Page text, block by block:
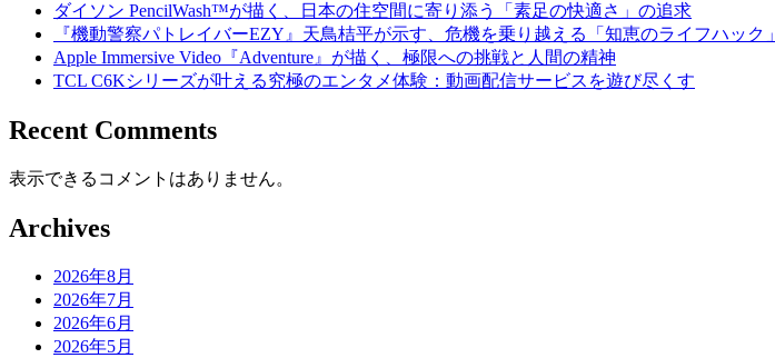
ダイソン PencilWash™が描く、日本の住空間に寄り添う「素足の快適さ」の追求
『機動警察パトレイバーEZY』天鳥桔平が示す、危機を乗り越える「知恵のライフハック」
Apple Immersive Video『Adventure』が描く、極限への挑戦と人間の精神
TCL C6Kシリーズが叶える究極のエンタメ体験：動画配信サービスを遊び尽くす
Recent Comments
表示できるコメントはありません。
Archives
2026年8月
2026年7月
2026年6月
2026年5月